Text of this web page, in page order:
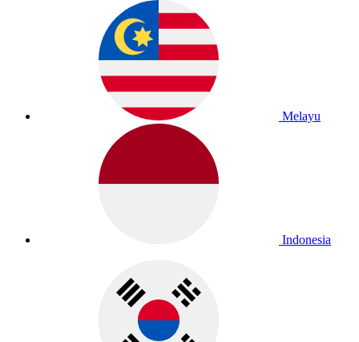
Melayu
Indonesia